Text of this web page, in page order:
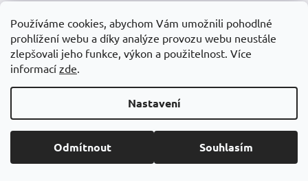
Používáme cookies, abychom Vám umožnili pohodlné
prohlížení webu a díky analýze provozu webu neustále
zlepšovali jeho funkce, výkon a použitelnost. Více
informací zde.
Nastavení
Odmítnout Souhlasím
BLOK A5, PU kůže, 80 stran, linkované listy
141×206×10 mm